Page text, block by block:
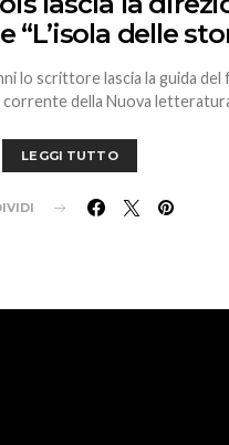
“L’isola delle
lo scrittore lascia la guida del
della Nuova
LEGGI TUTTO